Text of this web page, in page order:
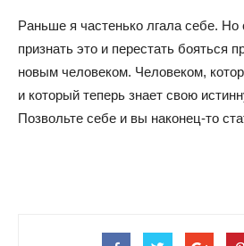
Раньше я частенько лгала себе. Но
признать это и перестать бояться
новым человеком. Человеком,
и который теперь знает свою
Позвольте себе и вы наконец-то